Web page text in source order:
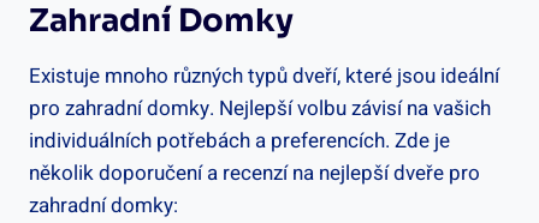
Zahradní Domky
Existuje mnoho různých typů dveří, které jsou ideální
pro zahradní domky. Nejlepší volbu závisí na vašich
individuálních potřebách a preferencích. Zde je
několik doporučení a recenzí na nejlepší dveře pro
zahradní domky: